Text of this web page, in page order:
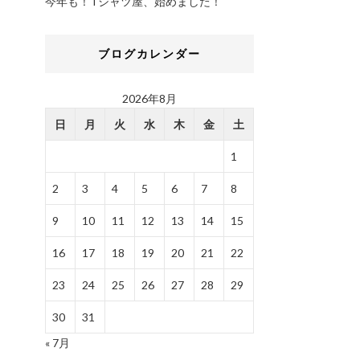
ブログカレンダー
2026年8月
日
月 火 水 木 金 土
1
2 3 4 5 6 7 8
9 10 11 12 13 14 15
16 17 18 19 20 21 22
23 24 25 26 27 28 29
30
31
« 7月